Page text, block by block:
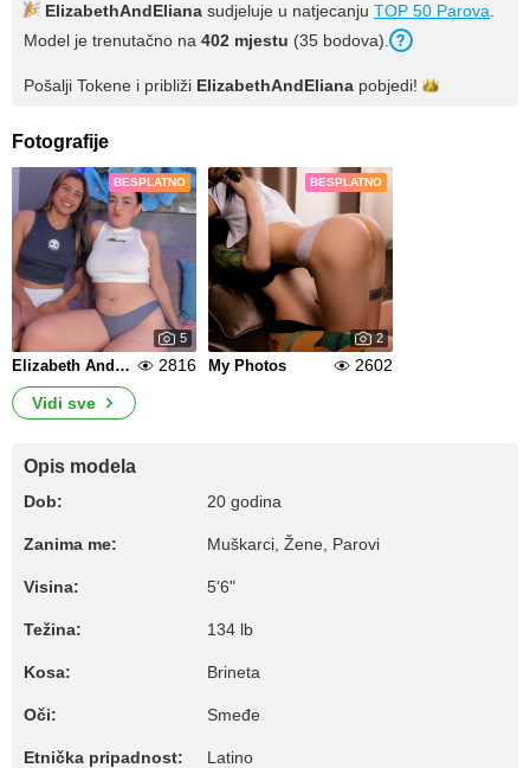
ElizabethAndEliana sudjeluje u natjecanju TOP 50 Parova
Model je trenutačno na 402 mjestu (35 bodova).
Pošalji Tokene i približi ElizabethAndEliana pobjedi!
Fotografije
BESPLATNO
5
Elizabeth And Eliana 2816
BESPLATNO
2
My Photos
2602
Vidi sve
Opis modela
Dob: 20 godina
Zanima me: Muškarci, Žene, Parovi
Visina: 5'6"
Težina: 134 lb
Kosa: Brineta
Oči: Smeđe
Etnička pripadnost: Latino